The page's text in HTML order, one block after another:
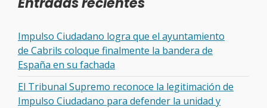
Impulso Ciudadano logra que el ayuntamiento
de Cabrils coloque finalmente la bandera de
España en su fachada
El Tribunal Supremo reconoce la legitimación de
Impulso Ciudadano para defender la unidad y